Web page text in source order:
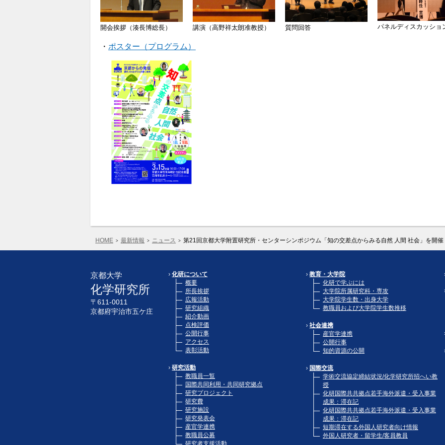
開会挨拶（湊長博総長） 講演（高野祥太朗准教授） 質問回答 パネルディスカッショ
・ ポスター（プログラム）
HOME 最新情報 ニュース 第21回京都大学附置研究所・センターシンポジウム「知の交差点からみる自然 人間 社会」を開
京都大学
化学研究所
〒611-0011
京都府宇治市五ケ庄
化研について
概要
所長挨拶
広報活動
研究組織
紹介動画
点検評価
公開行事
アクセス
表彰活動
研究活動
教職員一覧
国際共同利用・共同研究拠点
研究プロジェクト
研究費
研究施設
研究発表会
産官学連携
教職員公募
研究者支援活動
教育・大学院
化研で学ぶには
大学院所属研究科・専攻
大学院学生数・出身大学
教職員および大学院学生数推移
社会連携
産官学連携
公開行事
知的資源の公開
国際交流
学術交流協定締結状況/化学研究所招へい教
授
化研国際共共拠点若手海外派遣・受入事業
成果：滞在記
化研国際共共拠点若手海外派遣・受入事業
成果：滞在記
短期滞在する外国人研究者向け情報
外国人研究者・留学生/客員教員